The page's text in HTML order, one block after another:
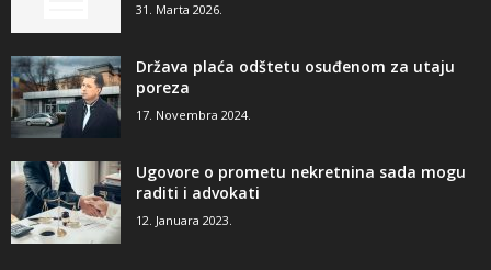
31. Marta 2026.
Država plaća odštetu osuđenom za utaju
poreza
17. Novembra 2024.
Ugovore o prometu nekretnina sada mogu
raditi i advokati
12. Januara 2023.